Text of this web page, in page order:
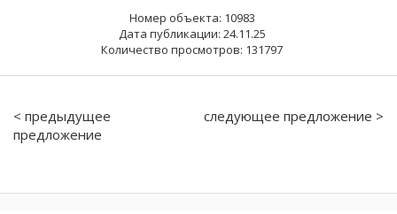
Номер объекта: 10983
Дата публикации: 24.11.25
Количество просмотров: 131797
< предыдущее
предложение
следующее предложение >